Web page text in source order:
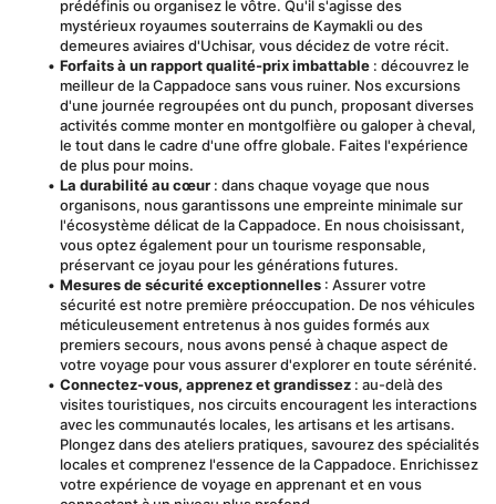
prédéfinis ou organisez le vôtre. Qu'il s'agisse des
mystérieux royaumes souterrains de Kaymakli ou des
demeures aviaires d'Uchisar, vous décidez de votre récit.
Forfaits à un rapport qualité-prix imbattable : découvrez le
meilleur de la Cappadoce sans vous ruiner. Nos excursions
d'une journée regroupées ont du punch, proposant diverses
activités comme monter en montgolfière ou galoper à cheval,
le tout dans le cadre d'une offre globale. Faites l'expérience
de plus pour moins.
La durabilité au cœur : dans chaque voyage que nous
organisons, nous garantissons une empreinte minimale sur
l'écosystème délicat de la Cappadoce. En nous choisissant,
vous optez également pour un tourisme responsable,
préservant ce joyau pour les générations futures.
Mesures de sécurité exceptionnelles : Assurer votre
sécurité est notre première préoccupation. De nos véhicules
méticuleusement entretenus à nos guides formés aux
premiers secours, nous avons pensé à chaque aspect de
votre voyage pour vous assurer d'explorer en toute sérénité.
Connectez-vous, apprenez et grandissez : au-delà des
visites touristiques, nos circuits encouragent les interactions
avec les communautés locales, les artisans et les artisans.
Plongez dans des ateliers pratiques, savourez des spécialités
locales et comprenez l'essence de la Cappadoce. Enrichissez
votre expérience de voyage en apprenant et en vous